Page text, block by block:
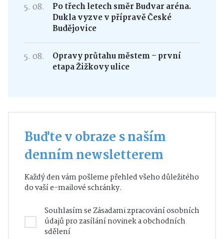
5. 08.
Po třech letech směr Budvar aréna.
Dukla vyzve v přípravě České
Budějovice
5. 08.
Opravy průtahu městem – první
etapa Žižkovy ulice
Buďte v obraze s naším
denním newsletterem
Každý den vám pošleme přehled všeho důležitého
do vaší e-mailové schránky.
Souhlasím seZásadami zpracování osobních
údajůpro zasílání novinek a obchodních
sdělení